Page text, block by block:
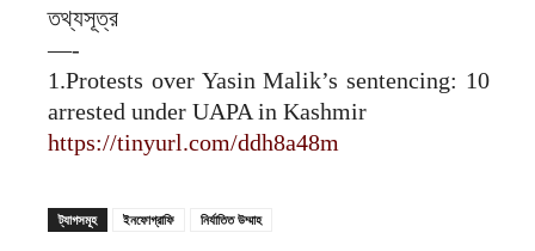
তথ্যসূত্র
—-
1.Protests over Yasin Malik’s sentencing: 10
arrested under UAPA in Kashmir
https://tinyurl.com/ddh8a48m
ট্যাগসমূহ ইনফোগ্রাফি নির্যাতিত উম্মাহ